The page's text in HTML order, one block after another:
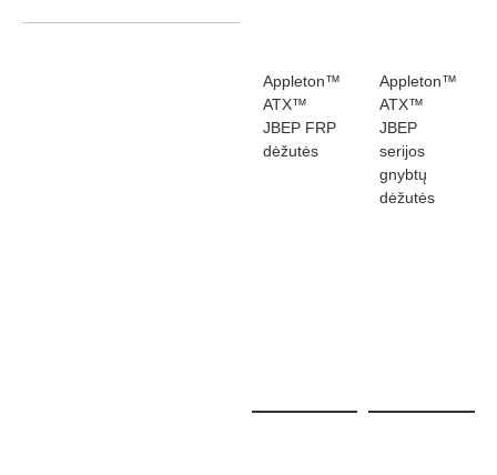
Appleton™
ATX™
JBEP FRP
dėžutės
Appleton™
ATX™
JBEP
serijos
gnybtų
dėžutės